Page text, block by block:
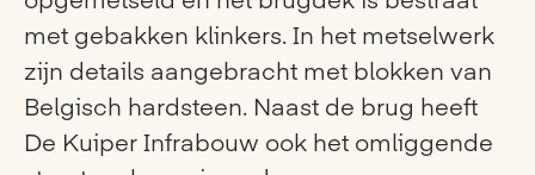
met gebakken klinkers. In het metselwerk
zijn details aangebracht met blokken van
Belgisch hardsteen. Naast de brug heeft
De Kuiper Infrabouw ook het omliggende